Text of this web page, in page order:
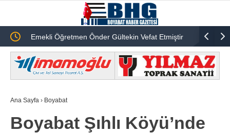
Emekli Öğretmen Ônder Gültekin Vefat Etmiştir Anahtar
Ana Sayfa › Boyabat
Boyabat Şıhlı Köyü’nde